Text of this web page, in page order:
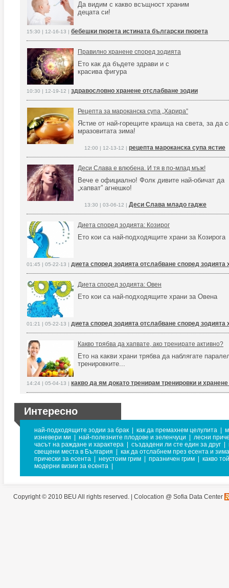
Да видим с какво всъщност храним
децата си!
15:30 | 12-16-13 | бебешки пюрета истината български пюрета
Правилно хранене според зодията
Ето как да бъдете здрави и с
красива фигура
10:30 | 12-19-12 | здравословно хранене отслабване зодии
Рецепта за мароканска супа „Харира”
Ястие от най-горещите краища на света, за да
мразовитата зима!
12:00 | 12-13-12 | рецепта мароканска супа ястие
Деси Слава е влюбена. И тя в по-млад мъж!
Вече е официално! Фолк дивите най-обичат да
„хапват” агнешко!
13:30 | 03-06-12 | Деси Слава младо гадже
Диета според зодията: Козирог
Ето кои са най-подходящите храни за Козирога
01:45 | 05-22-13 | диета според зодията отслабване според зодията
Диета според зодията: Овен
Ето кои са най-подходящите храни за Овена
01:21 | 05-22-13 | диета според зодията отслабване според зодията
Какво трябва да хапвате, ако тренирате активно?
Ето на какви храни трябва да наблягате
тренировките...
14:24 | 05-04-13 | какво да ям докато тренирам тренировки и
Интересно
най-подходящите зодии за брак как да премахнем целулита
изневери ми
най-полезните плодове и зеленчуци
лесни
часът на раждане и характера
създадени ли сте един за друг
свещени места в България
как да отслабнем през есента и
прически за есента
неустоим грим празничен грим
какво
модерни визии за есента
Copyright © 2010 BEU All rights reserved. | Colocation @ Sofia Data Center